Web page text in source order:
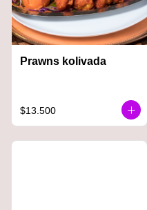
Prawns kolivada
$13.500